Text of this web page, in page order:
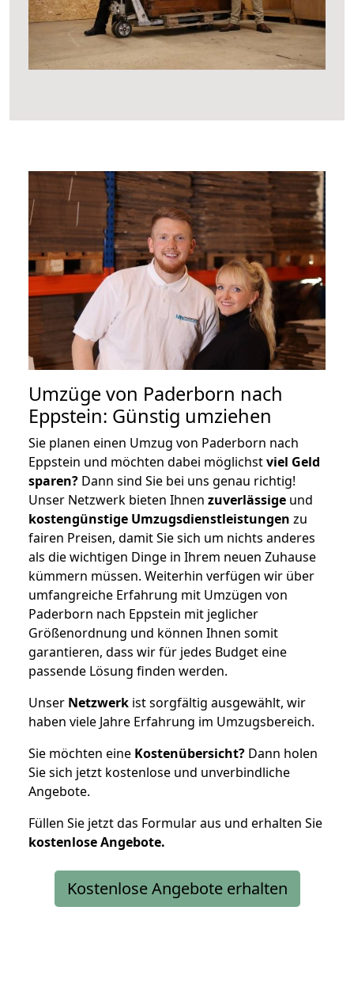
Umzüge von Paderborn nach
Eppstein: Günstig umziehen
Sie planen einen Umzug von Paderborn nach
Eppstein und möchten dabei möglichstviel Geld
sparen? Dann sind Sie bei uns genau richtig!
Unser Netzwerk bieten Ihnen zuverlässige und
kostengünstige Umzugsdienstleistungen zu
fairen Preisen, damit Sie sich um nichts anderes
als die wichtigen Dinge in Ihrem neuen Zuhause
kümmern müssen. Weiterhin verfügen wir über
umfangreiche Erfahrung mit Umzügen von
Paderborn nach Eppstein mit jeglicher
Größenordnung und können Ihnen somit
garantieren, dass wir für jedes Budget eine
passende Lösung finden werden.
Unser Netzwerk ist sorgfältig ausgewählt, wir
haben viele Jahre Erfahrung im Umzugsbereich.
Sie möchten eine Kostenübersicht? Dann holen
Sie sich jetzt kostenlose und unverbindliche
Angebote.
Füllen Sie jetzt das Formular aus und erhalten Sie
kostenloseAngebote.
Kostenlose Angebote erhalten